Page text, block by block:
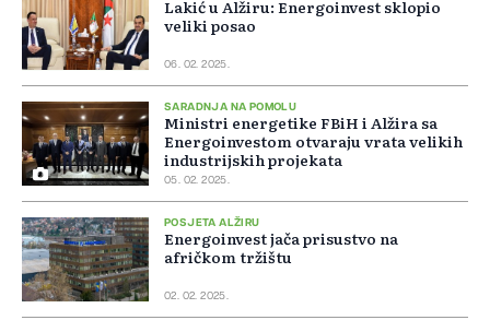
Lakić u Alžiru: Energoinvest sklopio
veliki posao
06. 02. 2025.
SARADNJA NA POMOLU
Ministri energetike FBiH i Alžira sa
Energoinvestom otvaraju vrata velikih
industrijskih projekata
05. 02. 2025.
POSJETA ALŽIRU
Energoinvest jača prisustvo na
afričkom tržištu
02. 02. 2025.